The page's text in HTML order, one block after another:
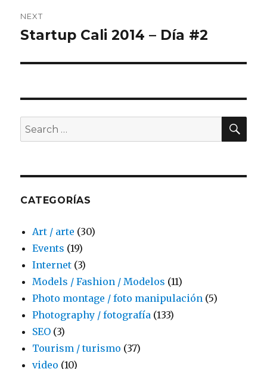
NEXT
Next
Startup Cali 2014 – Día #2
Search
for:
CATEGORÍAS
Art / arte (30)
Events (19)
Internet (3)
Models / Fashion / Modelos (11)
Photo montage / foto manipulación (5)
Photography / fotografía (133)
SEO (3)
Tourism / turismo (37)
video (10)